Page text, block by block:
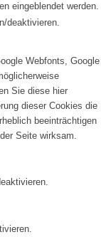
eingeblendet werden.
deaktivieren.
Webfonts, Google
Sie diese hier
dieser Cookies die
beeinträchtigen
Seite wirksam.